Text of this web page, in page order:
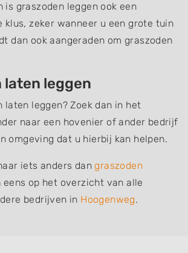
is graszoden leggen ook een
klus, zeker wanneer u een grote tuin
dan ook aangeraden om graszoden
laten leggen
laten leggen? Zoek dan in het
naar een hovenier of ander bedrijf
omgeving dat u hierbij kan helpen.
iets anders dangraszoden
eens op het overzicht van alle
bedrijven in Hoogenweg.